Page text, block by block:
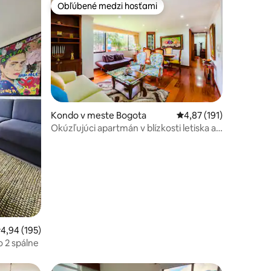
110
ohodnotenie 4,94 z 5, počet hodnotení: 195
4,94 (195)
2 spálne
Obľúbené medzi hosťami
Obľúbené medzi hosťami
Kondo v meste Bogota Priemerné
4,87 (191)
Okúzľujúci apartmán v blízkosti letiska a